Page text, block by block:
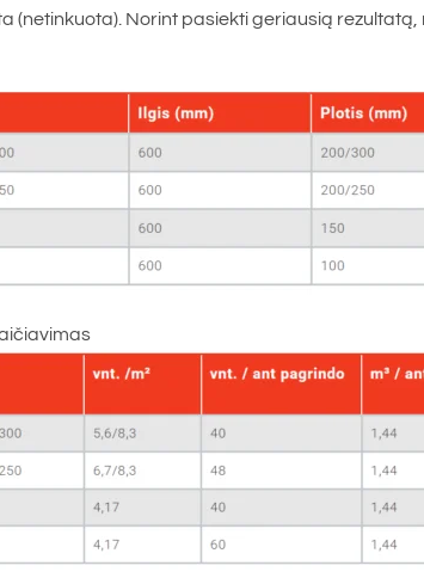
(netinkuota). Norint pasiekti geriausią